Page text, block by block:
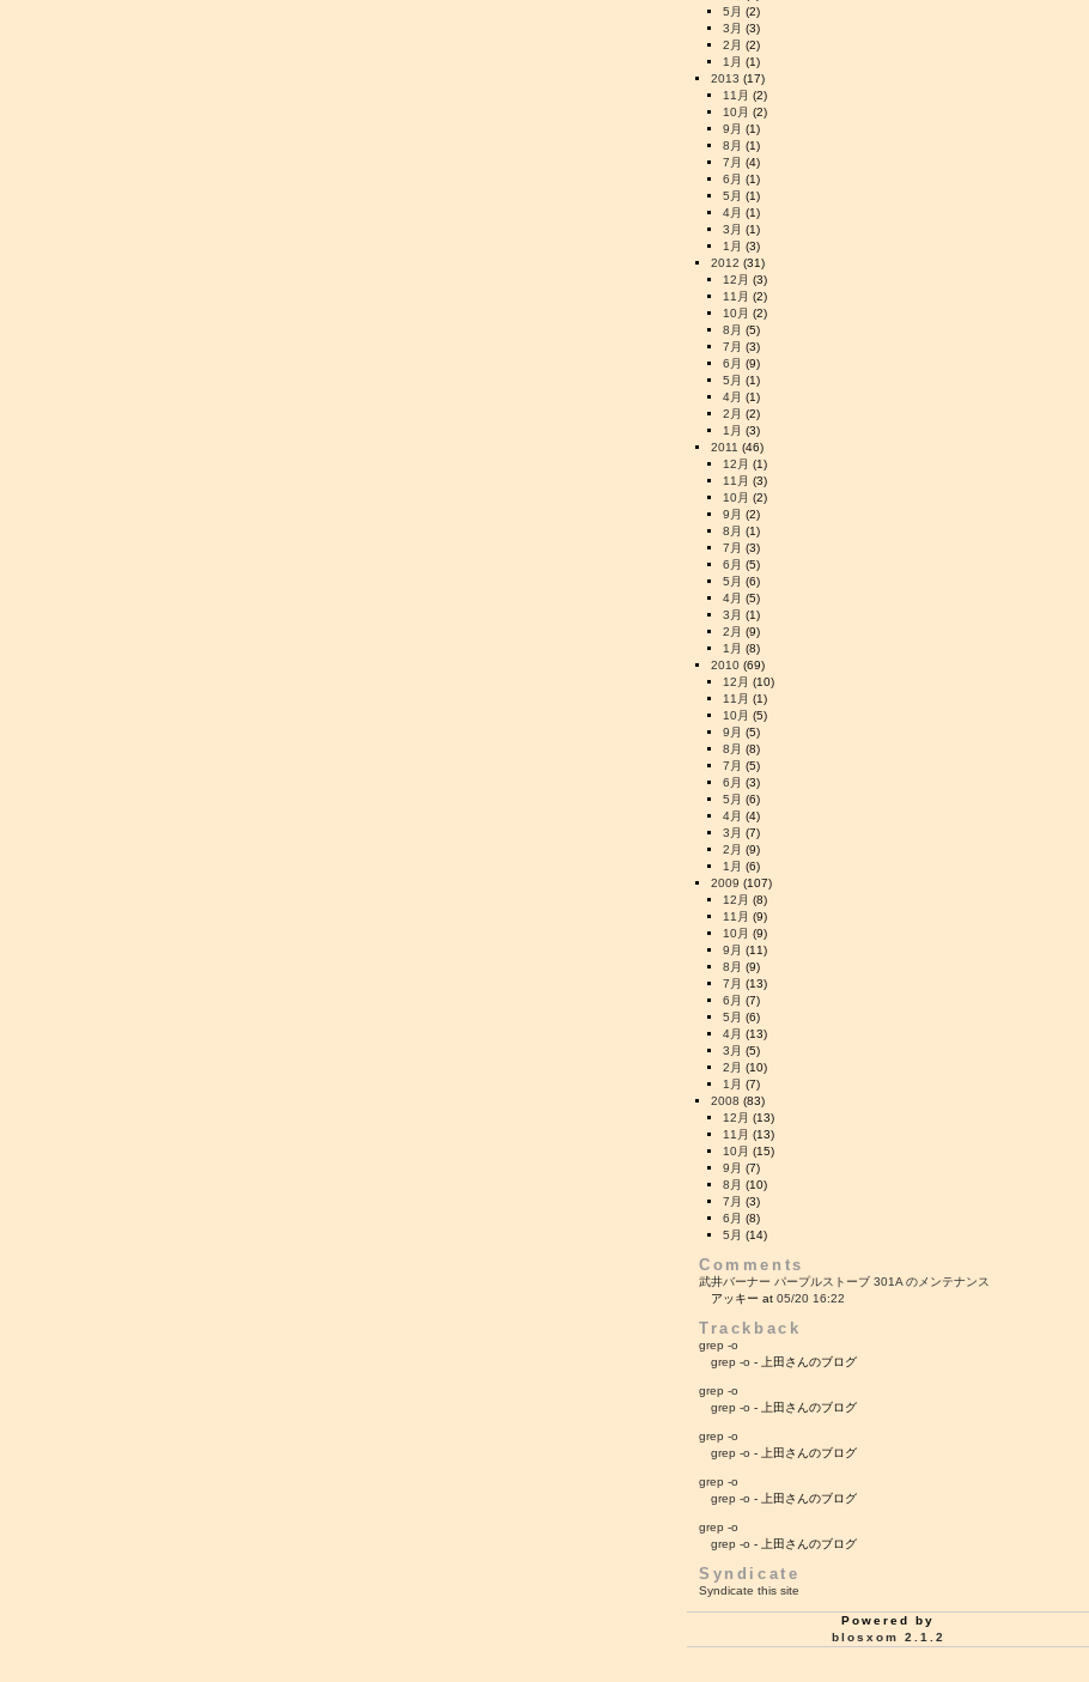
5月 (2)
3月 (3)
2月 (2)
1月 (1)
2013 (17)
11月 (2)
10月 (2)
9月 (1)
8月 (1)
7月 (4)
6月 (1)
5月 (1)
4月 (1)
3月 (1)
1月 (3)
2012 (31)
12月 (3)
11月 (2)
10月 (2)
8月 (5)
7月 (3)
6月 (9)
5月 (1)
4月 (1)
2月 (2)
1月 (3)
2011 (46)
12月 (1)
11月 (3)
10月 (2)
9月 (2)
8月 (1)
7月 (3)
6月 (5)
5月 (6)
4月 (5)
3月 (1)
2月 (9)
1月 (8)
2010 (69)
12月 (10)
11月 (1)
10月 (5)
9月 (5)
8月 (8)
7月 (5)
6月 (3)
5月 (6)
4月 (4)
3月 (7)
2月 (9)
1月 (6)
2009 (107)
12月 (8)
11月 (9)
10月 (9)
9月 (11)
8月 (9)
7月 (13)
6月 (7)
5月 (6)
4月 (13)
3月 (5)
2月 (10)
1月 (7)
2008 (83)
12月 (13)
11月 (13)
10月 (15)
9月 (7)
8月 (10)
7月 (3)
6月 (8)
5月 (14)
Comments
武井バーナー パープルストーブ 301A のメンテナンス
アッキー at 05/20 16:22
Trackback
grep -o
grep -o - 上田さんのブログ
grep -o
grep -o - 上田さんのブログ
grep -o
grep -o - 上田さんのブログ
grep -o
grep -o - 上田さんのブログ
grep -o
grep -o - 上田さんのブログ
Syndicate
Syndicate this site
Powered by
blosxom 2.1.2